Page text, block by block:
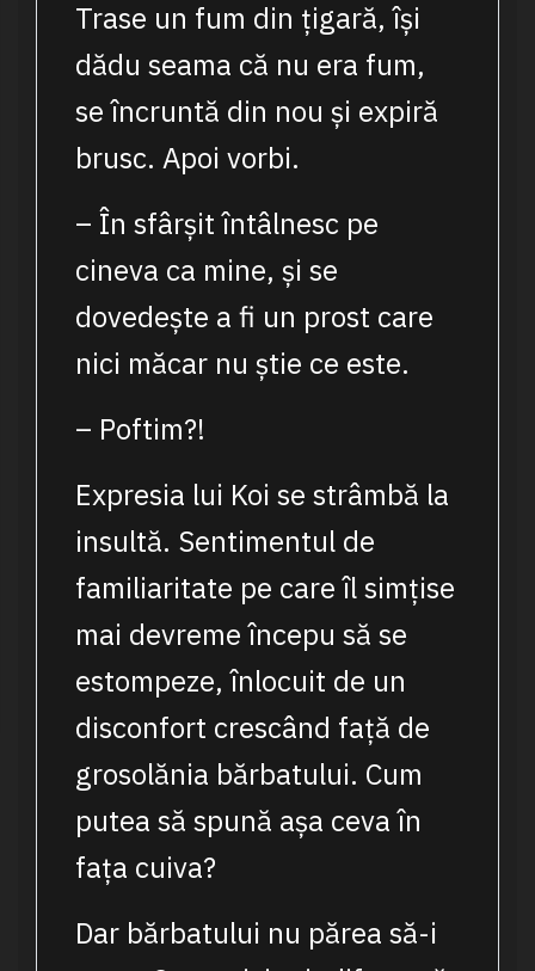
Trase un fum din țigară, își
dădu seama că nu era fum,
se încruntă din nou și expiră
brusc. Apoi vorbi.
– În sfârșit întâlnesc pe
cineva ca mine, și se
dovedește a fi un prost care
nici măcar nu știe ce este.
– Poftim?!
Expresia lui Koi se strâmbă la
insultă. Sentimentul de
familiaritate pe care îl simțise
mai devreme începu să se
estompeze, înlocuit de un
disconfort crescând față de
grosolănia bărbatului. Cum
putea să spună așa ceva în
fața cuiva?
Dar bărbatului nu părea să-i